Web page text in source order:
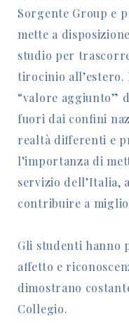
Sorgente Group e
mette a
studio per
tirocinio
“valore aggiunto”
fuori dai confini
realtà differenti e
l’importanza di
servizio dell’Italia,
contribuire a
Gli studenti hanno
affetto e
dimostrano
Collegio.